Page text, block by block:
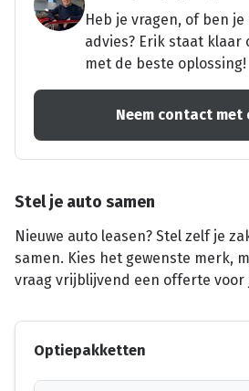
Heb je vragen, of ben
advies? Erik staat klaar
met de beste oplossing!
Neem contact met
Stel je auto samen
Nieuwe auto leasen? Stel zelf je
samen. Kies het gewenste merk,
vraag vrijblijvend een offerte voor
Optiepakketten